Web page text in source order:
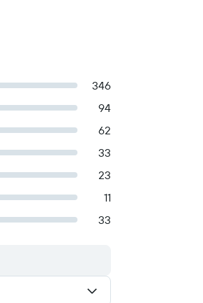
346
94
62
33
23
11
33